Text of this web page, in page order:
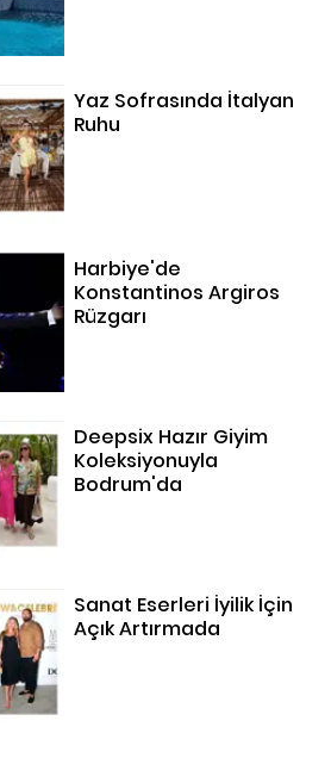
Yaz Sofrasında İtalyan
Ruhu
Harbiye'de
Konstantinos Argiros
Rüzgarı
Deepsix Hazır Giyim
Koleksiyonuyla
Bodrum'da
Sanat Eserleri İyilik İçin
Açık Artırmada